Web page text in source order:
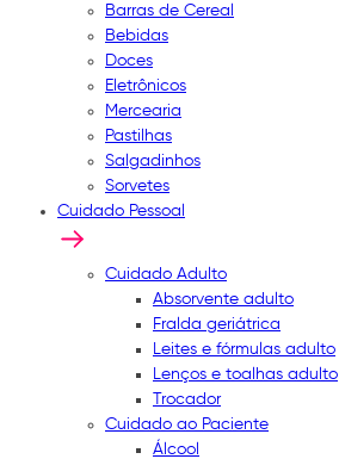
Barras de Cereal
Bebidas
Doces
Eletrônicos
Mercearia
Pastilhas
Salgadinhos
Sorvetes
Cuidado Pessoal
Cuidado Adulto
Absorvente adulto
Fralda geriátrica
Leites e fórmulas adulto
Lenços e toalhas adulto
Trocador
Cuidado ao Paciente
Álcool